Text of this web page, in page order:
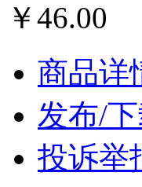
￥46.00
商品详
发布/
投诉举